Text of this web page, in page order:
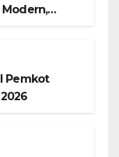
Pemkot